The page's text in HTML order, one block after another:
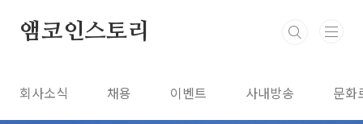
앰코인스토리
회사소식 채용 이벤트 사내방송 문화